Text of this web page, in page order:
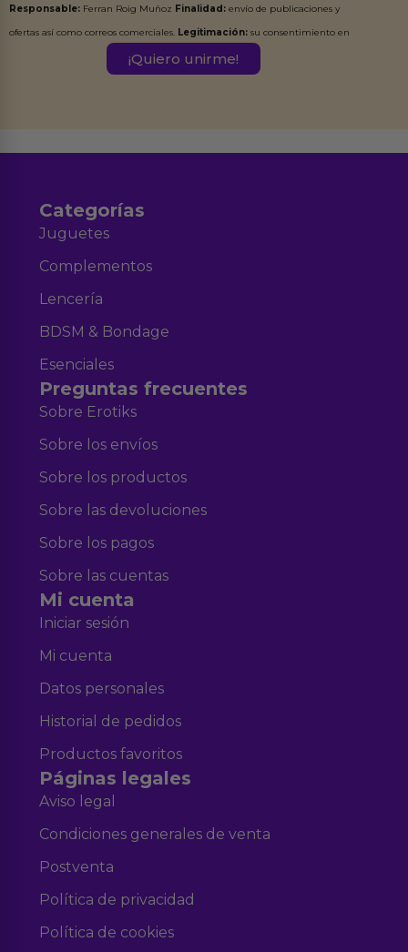
Responsable: Ferran Roig Muñoz Finalidad: envío de publicaciones y
ofertas así como correos comerciales. Legitimación: su consentimiento en
Destinatarios:Ferran Roig Muñoz. Podrás ejercer tus
Categorías
Juguetes
Complementos
Lencería
BDSM & Bondage
Esenciales
Preguntas frecuentes
Sobre Erotiks
Sobre los envíos
Sobre los productos
Sobre las devoluciones
Sobre los pagos
Sobre las cuentas
Mi cuenta
Iniciar sesión
Mi cuenta
Datos personales
Historial de pedidos
Productos favoritos
Páginas legales
Aviso legal
Condiciones generales de venta
Postventa
Política de privacidad
Política de cookies